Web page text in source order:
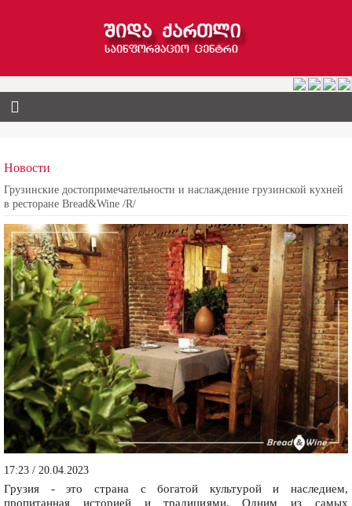
Новости
Грузинские достопримечательности и наслаждение грузинской кухней
в ресторане Bread&Wine /R/
17:23 / 20.04.2023
Грузия - это страна с богатой культурой и наследием,
пропитанная историей и традициями. Одним из самых